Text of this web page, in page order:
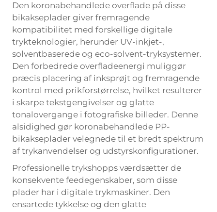
Den koronabehandlede overflade på disse
bikakseplader giver fremragende
kompatibilitet med forskellige digitale
trykteknologier, herunder UV-inkjet-,
solventbaserede og eco-solvent-tryksystemer.
Den forbedrede overfladeenergi muliggør
præcis placering af inksprøjt og fremragende
kontrol med prikforstørrelse, hvilket resulterer
i skarpe tekstgengivelser og glatte
tonalovergange i fotografiske billeder. Denne
alsidighed gør koronabehandlede PP-
bikakseplader velegnede til et bredt spektrum
af trykanvendelser og udstyrskonfigurationer.
Professionelle trykshopps værdsætter de
konsekvente feedegenskaber, som disse
plader har i digitale trykmaskiner. Den
ensartede tykkelse og den glatte